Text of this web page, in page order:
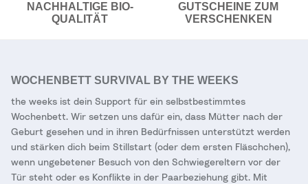
NACHHALTIGE BIO-
QUALITÄT
GUTSCHEINE ZUM
VERSCHENKEN
WOCHENBETT SURVIVAL BY THE WEEKS
the weeks ist dein Support für ein selbstbestimmtes
Wochenbett. Wir setzen uns dafür ein, dass Mütter nach der
Geburt gesehen und in ihren Bedürfnissen unterstützt werden
und stärken dich beim Stillstart (oder dem ersten Fläschchen),
wenn ungebetener Besuch von den Schwiegereltern vor der
Tür steht oder es Konflikte in der Paarbeziehung gibt. Mit